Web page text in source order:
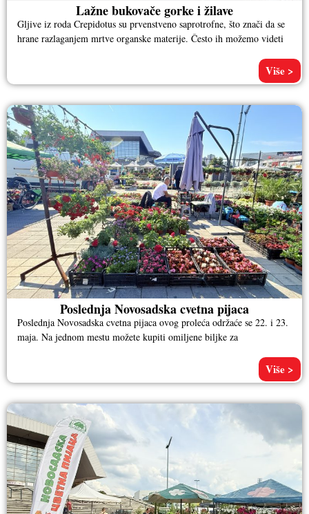
Lažne bukovače gorke i žilave
Gljive iz roda Crepidotus su prvenstveno saprotrofne, što znači da se
hrane razlaganjem mrtve organske materije. Često ih možemo videti
Više >
Poslednja Novosadska cvetna pijaca
Poslednja Novosadska cvetna pijaca ovog proleća održaće se 22. i 23.
maja. Na jednom mestu možete kupiti omiljene biljke za
Više >